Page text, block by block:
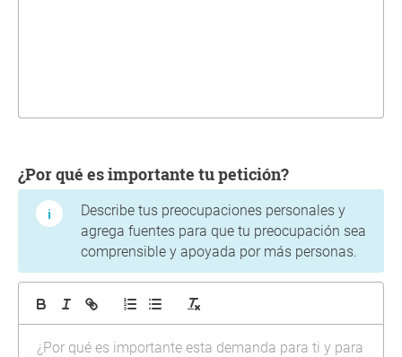
¿Por qué es importante tu petición?
Describe tus preocupaciones personales y
agrega fuentes para que tu preocupación sea
comprensible y apoyada por más personas.